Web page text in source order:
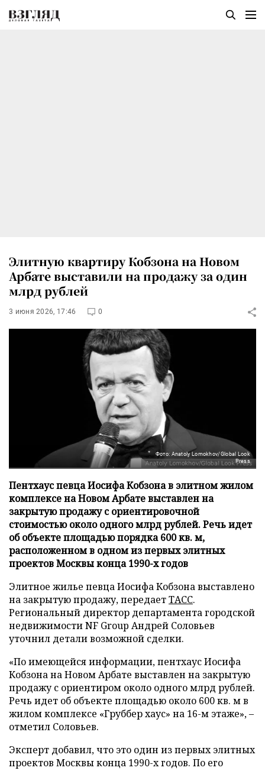
Элитную квартиру Кобзона на Новом
Арбате выставили на продажу за один
млрд рублей
3 июня 2026, 17:46 0
Фото: Anatoly Lomokhov/Global Look
Press
Пентхаус певца Иосифа Кобзона в элитном жилом
комплексе на Новом Арбате выставлен на
закрытую продажу с ориентировочной
стоимостью около одного млрд рублей. Речь идет
об объекте площадью порядка 600 кв. м,
расположенном в одном из первых элитных
проектов Москвы конца 1990-х годов
Элитное жилье певца Иосифа Кобзона выставлено
на закрытую продажу, передаетТАСС.
Региональный директор департамента городской
недвижимости NF Group Андрей Соловьев
уточнил детали возможной сделки.
«По имеющейся информации, пентхаус Иосифа
Кобзона на Новом Арбате выставлен на закрытую
продажу с ориентиром около одного млрд рублей.
Речь идет об объекте площадью около 600 кв. м в
жилом комплексе «Груббер хаус» на 16-м этаже», –
отметил Соловьев.
Эксперт добавил, что это один из первых элитных
проектов Москвы конца 1990-х годов. По его